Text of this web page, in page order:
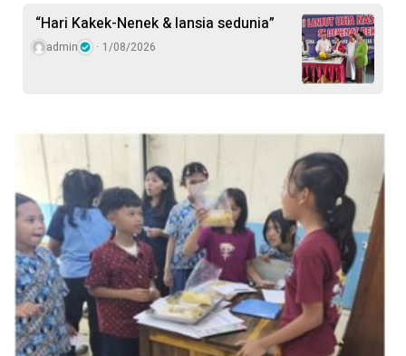
“Hari Kakek-Nenek & lansia sedunia”
admin 1/08/2026